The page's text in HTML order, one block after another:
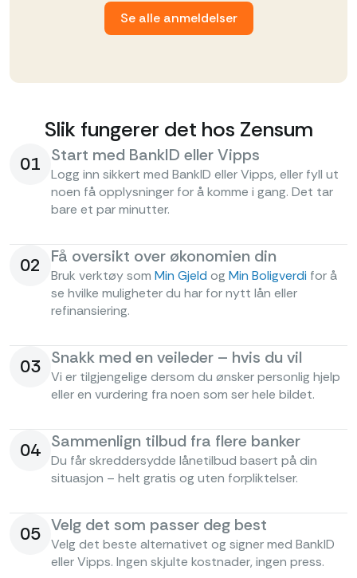
Se alle anmeldelser
Slik fungerer det hos Zensum
01 Start med BankID eller Vipps
Logg inn sikkert med BankID eller Vipps, eller fyll ut
noen få opplysninger for å komme i gang. Det tar
bare et par minutter.
02 Få oversikt over økonomien din
Bruk verktøy som Min Gjeld og Min Boligverdi for å
se hvilke muligheter du har for nytt lån eller
refinansiering.
03 Snakk med en veileder – hvis du vil
Vi er tilgjengelige dersom du ønsker personlig hjelp
eller en vurdering fra noen som ser hele bildet.
04 Sammenlign tilbud fra flere banker
Du får skreddersydde lånetilbud basert på din
situasjon – helt gratis og uten forpliktelser.
05 Velg det som passer deg best
Velg det beste alternativet og signer med BankID
eller Vipps. Ingen skjulte kostnader, ingen press.